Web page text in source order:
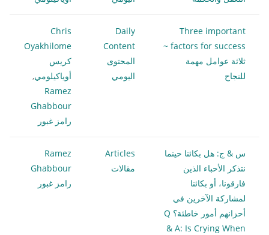
Three important
factors for success ~
ثلاثة عوامل مهمة
للنجاح
Daily
Content
المحتوى
اليومي
Chris
Oyakhilome
كريس
أوياكيلومي,
Ramez
Ghabbour
رامز غبور
س & ج: هل بكائنا حينما
نتذكر الأحباء الذين
فارقونا، أو بكائنا
لمشاركة الآخرين في
أحزانهم أمور خاطئة؟ Q
& A: Is Crying When
Articles
مقالات
Ramez
Ghabbour
رامز غبور